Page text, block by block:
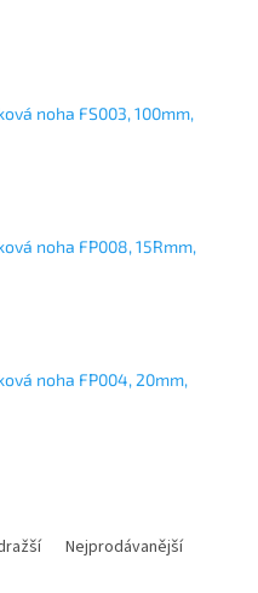
noha FS003, 100mm,
noha FP008, 15Rmm,
noha FP004, 20mm,
Nejprodávanější